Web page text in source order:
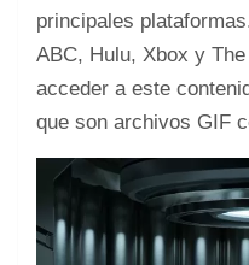
principales
ABC, Hulu, Xbox y
acceder a este
que son archivos GIF